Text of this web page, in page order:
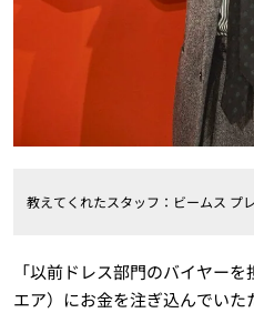
教えてくれたスタッフ：ビームス プ
「以前ドレス部門のバイヤー
エア）にお金を注ぎ込んでい